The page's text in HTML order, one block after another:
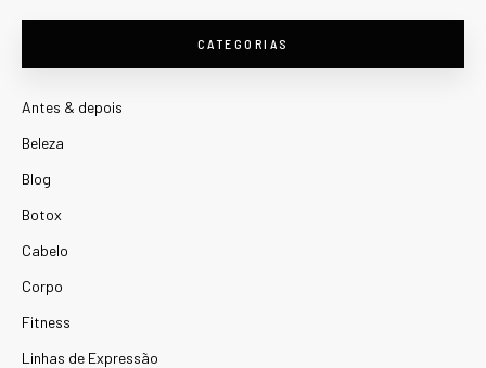
CATEGORIAS
Antes & depois
Beleza
Blog
Botox
Cabelo
Corpo
Fitness
Linhas de Expressão